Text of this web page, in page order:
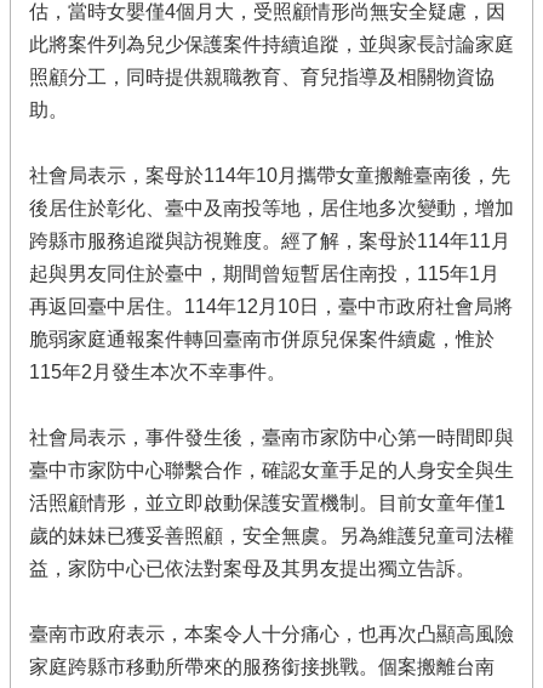
估，當時女嬰僅4個月大，受照顧情形尚無安全疑慮，因
此將案件列為兒少保護案件持續追蹤，並與家長討論家庭
照顧分工，同時提供親職教育、育兒指導及相關物資協
助。
社會局表示，案母於114年10月攜帶女童搬離臺南後，先
後居住於彰化、臺中及南投等地，居住地多次變動，增加
跨縣市服務追蹤與訪視難度。經了解，案母於114年11月
起與男友同住於臺中，期間曾短暫居住南投，115年1月
再返回臺中居住。114年12月10日，臺中市政府社會局將
脆弱家庭通報案件轉回臺南市併原兒保案件續處，惟於
115年2月發生本次不幸事件。
社會局表示，事件發生後，臺南市家防中心第一時間即與
臺中市家防中心聯繫合作，確認女童手足的人身安全與生
活照顧情形，並立即啟動保護安置機制。目前女童年僅1
歲的妹妹已獲妥善照顧，安全無虞。另為維護兒童司法權
益，家防中心已依法對案母及其男友提出獨立告訴。
臺南市政府表示，本案令人十分痛心，也再次凸顯高風險
家庭跨縣市移動所帶來的服務銜接挑戰。個案搬離台南